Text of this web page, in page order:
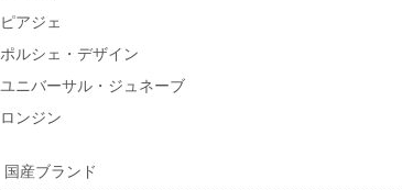
ピアジェ
ポルシェ・デザイン
ユニバーサル・ジュネーブ
ロンジン
国産ブランド